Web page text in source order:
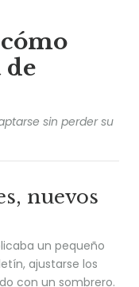
sin perder su
nuevos
un pequeño
ajustarse los
con un sombrero.